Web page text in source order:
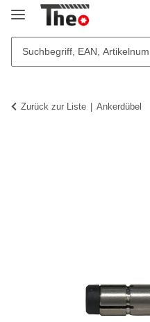
Zurück zur Liste Ankerdübel